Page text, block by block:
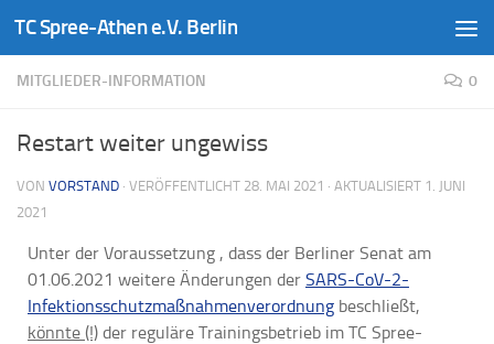
Zum Inhalt springen
TC Spree-Athen e.V. Berlin
MITGLIEDER-INFORMATION 0
Restart weiter ungewiss
VON VORSTAND · VERÖFFENTLICHT 28. MAI 2021 · AKTUALISIERT 1. JUNI
2021
Unter der Voraussetzung , dass der Berliner Senat am
01.06.2021 weitere Änderungen der SARS-CoV-2-
Infektionsschutzmaßnahmenverordnung beschließt,
könnte (!) der reguläre Trainingsbetrieb im TC Spree-